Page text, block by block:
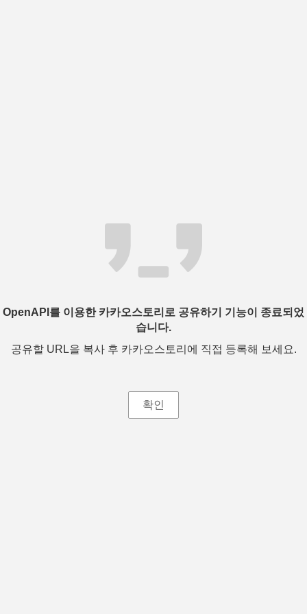
OpenAPI를 이용한 카카오스토리로 공유하기 기능이 종료되었
습니다.
공유할 URL을 복사 후 카카오스토리에 직접 등록해 보세요.
확인